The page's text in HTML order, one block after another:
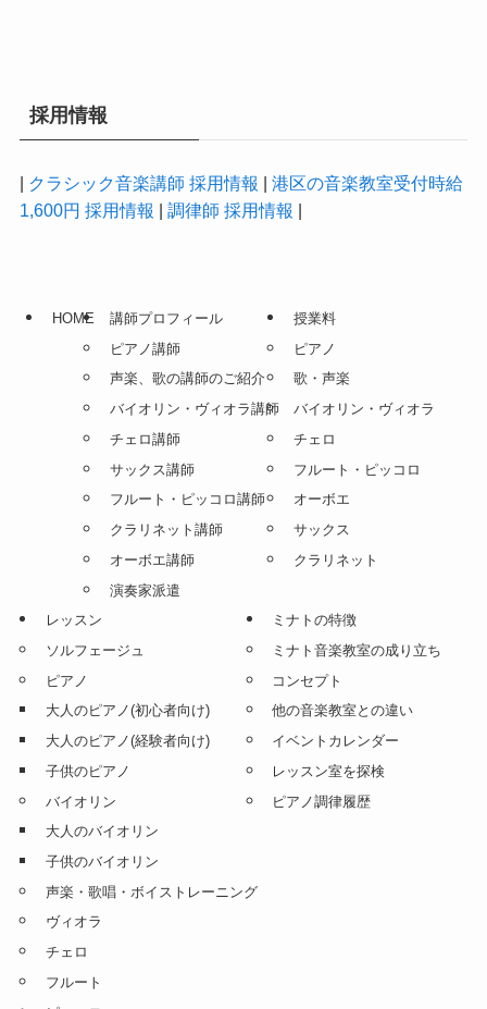
採用情報
| クラシック音楽講師 採用情報 | 港区の音楽教室受付時給
1,600円 採用情報 | 調律師 採用情報 |
HOME
講師プロフィール
ピアノ講師
声楽、歌の講師のご紹介
バイオリン・ヴィオラ講師
チェロ講師
サックス講師
フルート・ピッコロ講師
クラリネット講師
オーボエ講師
演奏家派遣
授業料
ピアノ
歌・声楽
バイオリン・ヴィオラ
チェロ
フルート・ピッコロ
オーボエ
サックス
クラリネット
レッスン
ソルフェージュ
ピアノ
大人のピアノ(初心者向け)
大人のピアノ(経験者向け)
子供のピアノ
バイオリン
大人のバイオリン
子供のバイオリン
声楽・歌唱・ボイストレーニング
ヴィオラ
チェロ
フルート
ミナトの特徴
ミナト音楽教室の成り立ち
コンセプト
他の音楽教室との違い
イベントカレンダー
レッスン室を探検
ピアノ調律履歴